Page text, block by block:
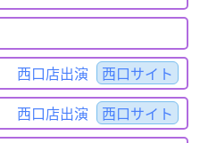
西口店出演 西口サイト
西口店出演 西口サイト